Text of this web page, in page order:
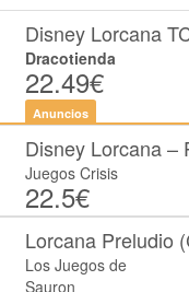
Disney Lorcana
Dracotienda
22.49€
Anuncios
Disney Lorcana –
Juegos Crisis
22.5€
Lorcana Preludio
Los Juegos de
Sauron